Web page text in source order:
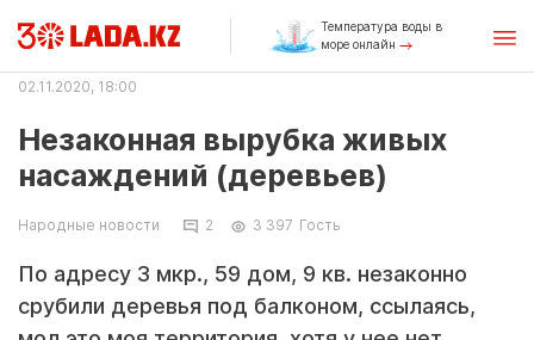
Температура воды в
море онлайн
02.11.2020, 18:00
Незаконная вырубка живых
насаждений (деревьев)
Народные новости 2 3 397 Гость
По адресу 3 мкр., 59 дом, 9 кв. незаконно
срубили деревья под балконом, ссылаясь,